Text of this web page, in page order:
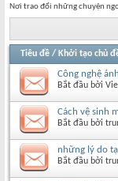
Nơi trao đổi những chuyện
Tiêu đề / Khởi tạo chủ
Công nghệ
Bắt đầu bởi
Cách vệ sinh
Bắt đầu bởi
những lý do
Bắt đầu bởi